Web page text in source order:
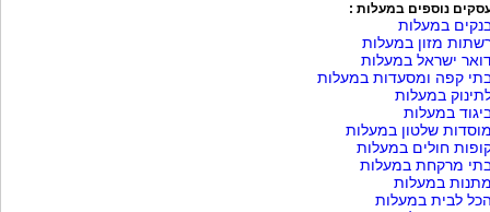
נוספים במעלות :
במעלות
מזון במעלות
ישראל במעלות
קפה ומסעדות במעלות
במעלות
במעלות
שלטון במעלות
חולים במעלות
מרקחת במעלות
במעלות
לבית במעלות